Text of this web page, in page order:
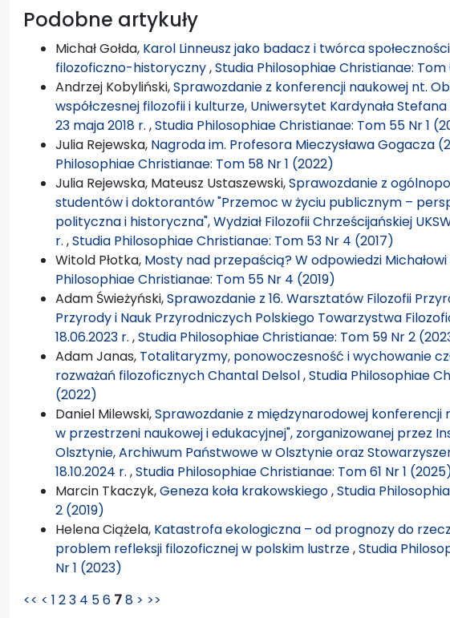
Podobne artykuły
Michał Gołda, Karol Linneusz jako badacz i twórca
filozoficzno-historyczny,Studia Philosophiae Christianae:
Andrzej Kobyliński,Sprawozdanie z konferencji naukowej nt.
współczesnej filozofii i kulturze, Uniwersytet Kardynała
23 maja 2018 r. ,Studia Philosophiae Christianae: Tom 55 Nr 1
Julia Rejewska, Nagroda im. Profesora Mieczysława Gogacza
Philosophiae Christianae: Tom 58 Nr 1 (2022)
Julia Rejewska, Mateusz Ustaszewski,Sprawozdanie z
studentów i doktorantów "Przemoc w życiu publicznym –
polityczna i historyczna", Wydział Filozofii Chrześcijańskiej
r. ,Studia Philosophiae Christianae: Tom 53 Nr 4 (2017)
Witold Płotka, Mosty nad przepaścią? W odpowiedzi
Philosophiae Christianae: Tom 55 Nr 4 (2019)
Adam Świeżyński,Sprawozdanie z 16. Warsztatów Filozofii
Przyrody i Nauk Przyrodniczych Polskiego Towarzystwa
18.06.2023 r. ,Studia Philosophiae Christianae: Tom 59 Nr 2
Adam Janas, Totalitaryzmy, ponowoczesność i wychowanie
rozważań filozoficznych Chantal Delsol,Studia Philosophiae
(2022)
Daniel Milewski,Sprawozdanie z międzynarodowej konferencji
w przestrzeni naukowej i edukacyjnej", zorganizowanej przez
Olsztynie, Archiwum Państwowe w Olsztynie oraz
18.10.2024 r. ,Studia Philosophiae Christianae: Tom 61 Nr 1
Marcin Tkaczyk,Geneza koła krakowskiego,Studia
2 (2019)
Helena Ciążela, Katastrofa ekologiczna – od prognozy do
problem refleksji filozoficznej w polskim lustrze,Studia
Nr 1 (2023)
<< < 1 23 4 56 78 > >>